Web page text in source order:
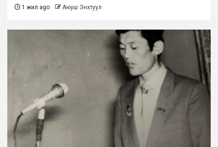
1 жил ago Аюуш Энхтуул